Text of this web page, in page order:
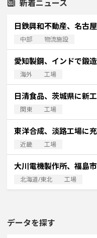
新着ニュース
日鉄興和不動産、名古
中部 物流施設
愛知製鋼、インドで鍛
海外 工場
日清食品、茨城県に新
関東 工場
東洋合成、淡路工場に
近畿 工場
大川電機製作所、福島
北海道/東北 工場
データを探す